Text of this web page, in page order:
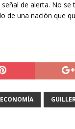
de alerta. No
de una nación que
ECONOMÍA